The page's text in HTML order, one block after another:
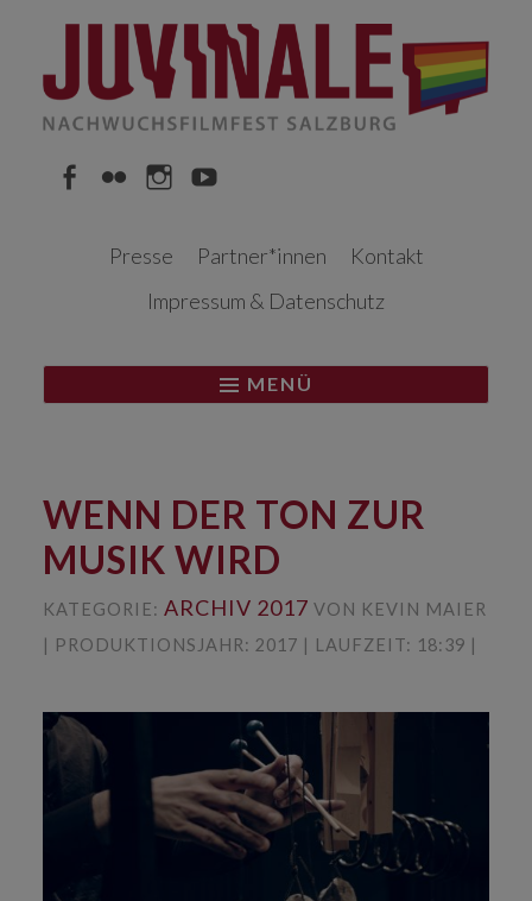
Inhalt
Presse
Partner*innen
Kontakt
Impressum & Datenschutz
MENÜ
WENN DER TON ZUR
MUSIK WIRD
KATEGORIE: ARCHIV 2017 VON KEVIN MAIER
| PRODUKTIONSJAHR: 2017 | LAUFZEIT: 18:39 |